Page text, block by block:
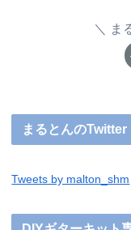
ま
まるとんのTwitter
Tweets by malton_shm